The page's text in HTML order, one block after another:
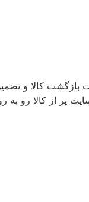
فروشگاه های اینترنتی خرید ابزار با بیش از
پر از کالا رو به